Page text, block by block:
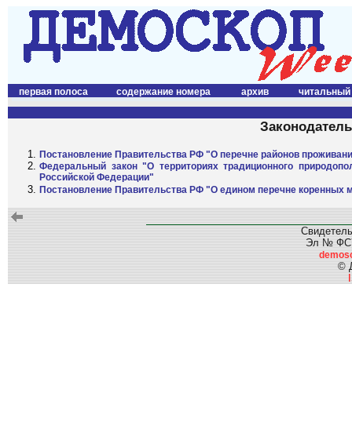
первая полоса содержание номера архив читальный
Постановление Правительства РФ "О перечне районов
Федеральный закон "О территориях традиционного
Российской Федерации"
Постановление Правительства РФ "О едином перечне
Эл №
©